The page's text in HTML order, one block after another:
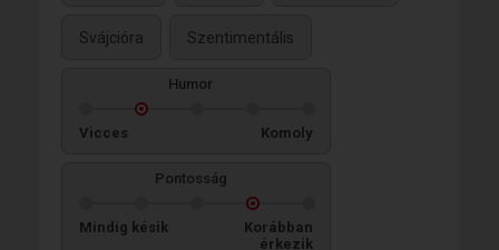
Svájcióra Szentimentális
Humor
Vicces Komoly
Pontosság
Mindig késik
Korábban
érkezik